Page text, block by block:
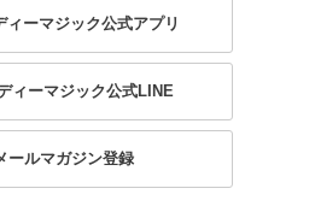
ィーマジック公式アプリ
ィーマジック公式LINE
ールマガジン登録